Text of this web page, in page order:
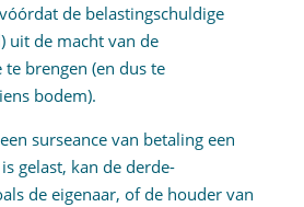
de belastingschuldige
uit de macht van de
brengen (en dus te
bodem).
surseance van betaling een
gelast, kan de derde-
de eigenaar, of de houder van